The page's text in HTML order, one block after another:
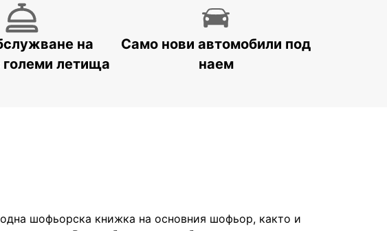
на
големи летища
Само нови автомобили под
наем
шофьорска книжка на основния шофьор, както и